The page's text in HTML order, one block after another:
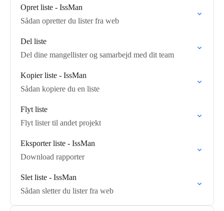
Opret liste - IssMan
Sådan opretter du lister fra web
Del liste
Del dine mangellister og samarbejd med dit team
Kopier liste - IssMan
Sådan kopiere du en liste
Flyt liste
Flyt lister til andet projekt
Eksporter liste - IssMan
Download rapporter
Slet liste - IssMan
Sådan sletter du lister fra web